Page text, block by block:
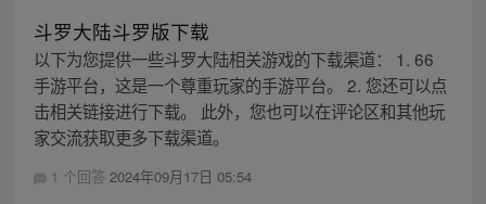
斗罗大陆斗罗版下载
以下为您提供一些斗罗大陆相关游戏的下载渠道： 1. 66
手游平台，这是一个尊重玩家的手游平台。 2. 您还可以点
击相关链接进行下载。 此外，您也可以在评论区和其他玩
家交流获取更多下载渠道。
1 个回答 2024年09月17日 05:54